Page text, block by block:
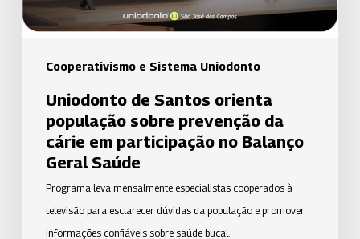
Cooperativismo e Sistema Uniodonto
cárie
participação
Balanço
Geral
Saúde
Uniodonto de Santos orienta
população sobre prevenção da
cárie em participação no Balanço
Geral Saúde
Programa leva mensalmente especialistas cooperados à
televisão para esclarecer dúvidas da população e promover
informações confiáveis sobre saúde bucal.